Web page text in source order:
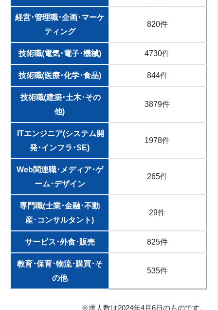
経営･管理職･企画･マーケ
ティング
820件
技術職(電気･電子･機械) 4730件
技術職(医療･化学･食品) 844件
技術職(建築･土木･その
他)
3879件
ITエンジニア(システム開
発･インフラ･SE)
1978件
Web関連職･メディア･ゲ
ーム･デザイン
265件
専門職(士業･金融･不動
産･コンサルタント)
29件
サービス･外食･販売 825件
教育･保育･物流･購買･そ
の他
535件
※求人数は2024年4月6日のものです。